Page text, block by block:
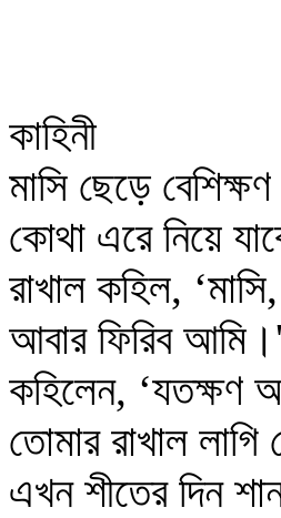
কাহিনী
মাসি ছেড়ে
কোথা এরে নিয়ে
রাখাল কহিল,
আবার ফিরিব
কহিলেন, ‘যতক্ষণ
তোমার রাখাল
এখন শীতের দিন